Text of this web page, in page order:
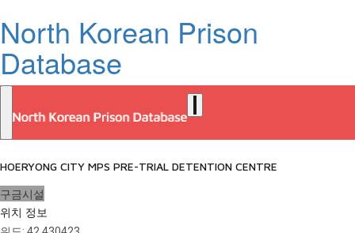
North Korean Prison
Database
HOERYONG CITY MPS PRE-TRIAL DETENTION CENTRE
구금시설
위치 정보